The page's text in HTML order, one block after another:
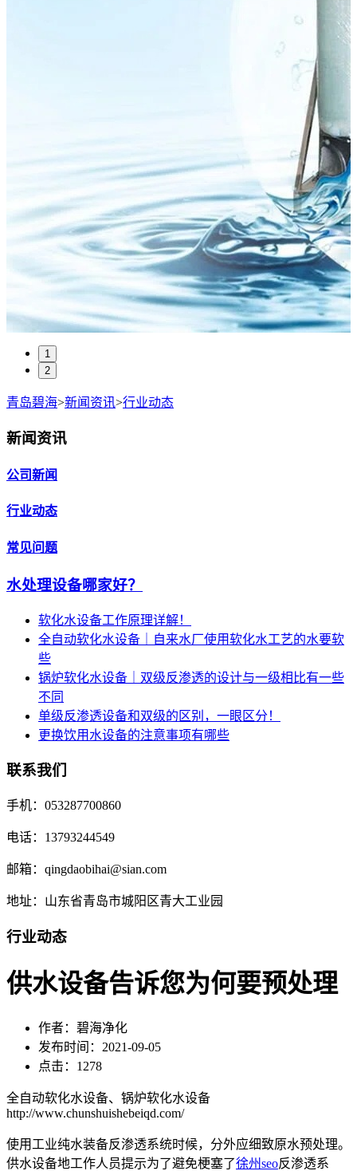
1
2
青岛碧海>新闻资讯>行业动态
新闻资讯
公司新闻
行业动态
常见问题
水处理设备哪家好？
软化水设备工作原理详解！
全自动软化水设备｜自来水厂使用软化水工艺的水要软
些
锅炉软化水设备｜双级反渗透的设计与一级相比有一些
不同
单级反渗透设备和双级的区别，一眼区分！
更换饮用水设备的注意事项有哪些
联系我们
手机：053287700860
电话：13793244549
邮箱：qingdaobihai@sian.com
地址：山东省青岛市城阳区青大工业园
行业动态
供水设备告诉您为何要预处理
作者：碧海净化
发布时间：2021-09-05
点击：1278
全自动软化水设备、锅炉软化水设备
http://www.chunshuishebeiqd.com/
使用工业纯水装备反渗透系统时候，分外应细致原水预处理。
供水设备地工作人员提示为了避免梗塞了徐州seo反渗透系